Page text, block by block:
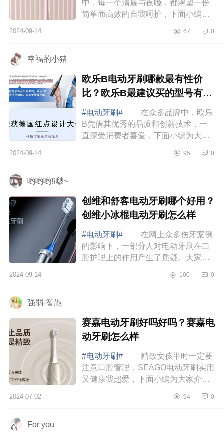
中，每一个清晨与夜晚，都渴望一份
简单而高效的自我呵护，下面小编为
斯欧乐电动牙刷怎么样 鲁斯欧乐
2024-09-14 67 0
幸福的小猪
欧乐B电动牙刷哪款最有性价
比？欧乐B最建议买的型号有哪
些
#电动牙刷#
在众多品牌中，欧乐
B凭借其优秀的品质和创新技术，一
直深受消费者喜爱，下面小编为大家
比？欧乐B最建议买的型号有哪
2024-09-14 95 0
哟哟哟§啵~
创维和舒客电动牙刷哪个好用？
创维小冰棍电动牙刷怎么样
#电动牙刷#
在网上众多伤牙案例
的影响下，一部分人对电动牙刷在口
腔护理上的作用产生了质疑。大家不
动牙刷测评，下面小编为大家介绍下
2024-09-14 100 0
强弱-智愚
赛嘉电动牙刷好吗好吗？赛嘉电
动牙刷怎么样
#电动牙刷#
精致女孩平时一定要
注意口腔管理，SEAGO电动牙刷实用
又健康我超爱，下面小编为大家介绍
牙刷怎么样 赛嘉电动牙刷好吗好
2024-07-02 94 0
For you